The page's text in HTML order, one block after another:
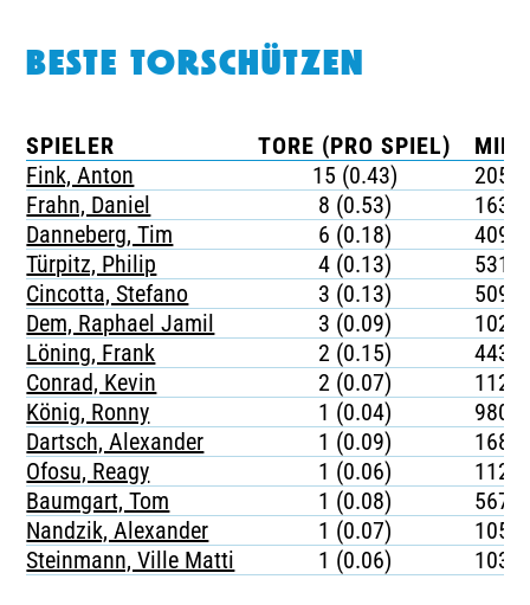
BESTE TORSCHÜTZEN
SPIELER TORE (PRO SPIEL)
Fink, Anton
15 (0.43)
205
Frahn, Daniel
8 (0.53)
163
Danneberg, Tim
6 (0.18)
409
Türpitz, Philip
4 (0.13)
531
Cincotta, Stefano
3 (0.13)
509
Dem, Raphael Jamil
3 (0.09)
1020
Löning, Frank
2 (0.15)
443
Conrad, Kevin
2 (0.07)
1123
König, Ronny
1 (0.04)
980
Dartsch, Alexander
1 (0.09)
168
Ofosu, Reagy
1 (0.06)
1129
Baumgart, Tom
1 (0.08)
567
Nandzik, Alexander
1 (0.07)
1051
Steinmann, Ville Matti
1 (0.06) 1033